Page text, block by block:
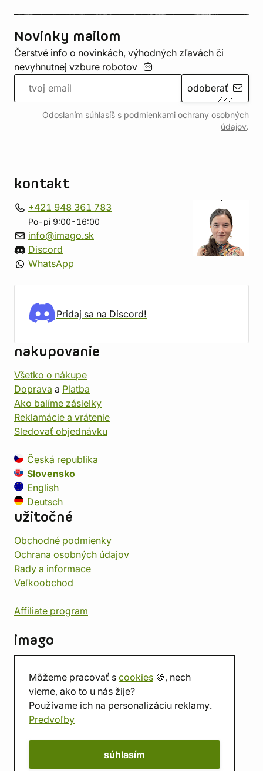
Môžeme pracovať s cookies 🍪, nech
vieme, ako to u nás žije?
Používame ich na personalizáciu reklamy.
Predvoľby
súhlasím
Novinky mailom
Čerstvé info o novinkách, výhodných zľavách či
nevyhnutnej vzbure robotov
odoberať
Odoslaním súhlasíš s podmienkami ochrany osobných
údajov.
kontakt
+421 948 361 783
Po-pi 9:00-16:00
info@imago.sk
Discord
WhatsApp
Pridaj sa na Discord!
nakupovanie
Všetko o nákupe
Doprava a Platba
Ako balíme zásielky
Reklamácie a vrátenie
Sledovať objednávku
Česká republika
Slovensko
English
Deutsch
užitočné
Obchodné podmienky
Ochrana osobných údajov
Rady a informace
Veľkoobchod
Affiliate program
imago
Predajňa
Herňa
O nás
Hodnotenie obchodu